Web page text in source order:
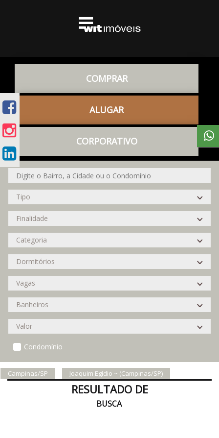
COMPRAR
ALUGAR
CORPORATIVO
Condomínio
Campinas/SP Joaquim Egídio ~ (Campinas/SP)
RESULTADO DE
BUSCA